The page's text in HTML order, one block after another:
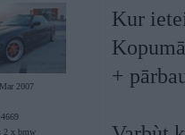
2007
4669
2 x bmw
Kur
+